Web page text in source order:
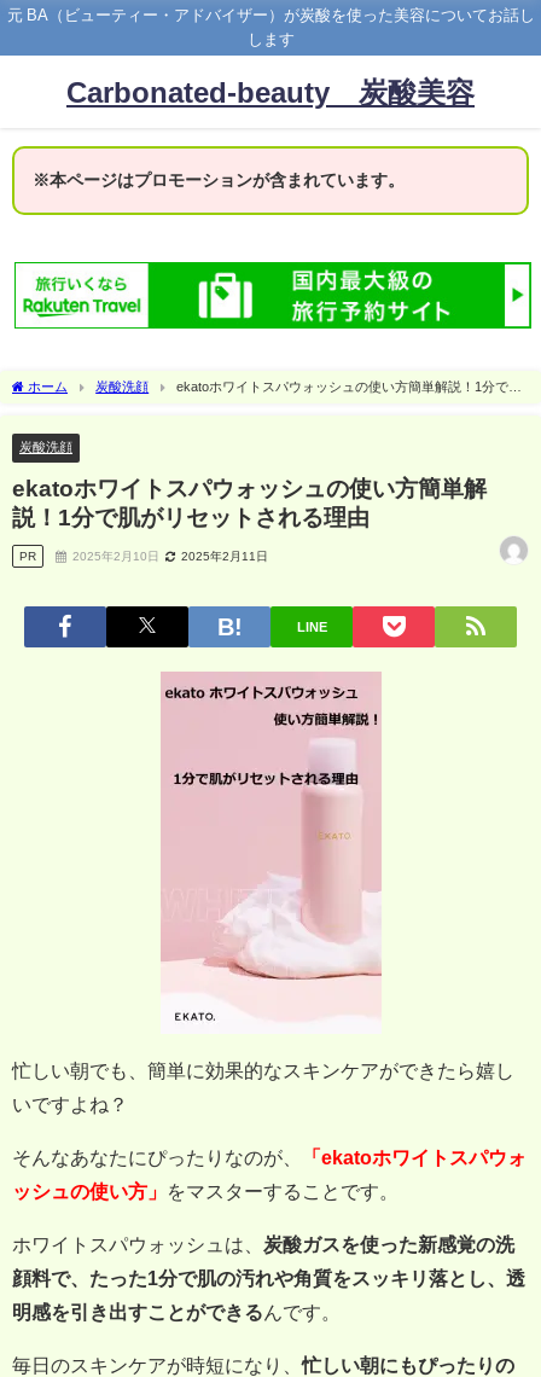
元 BA（ビューティー・アドバイザー）が炭酸を使った美容についてお話し
します
Carbonated-beauty 炭酸美容
※本ページはプロモーションが含まれています。
ホーム 炭酸洗顔
ekatoホワイトスパウォッシュの使い方簡単解説！1分で肌
がリセットされる理由
炭酸洗顔
ekatoホワイトスパウォッシュの使い方簡単解
説！1分で肌がリセットされる理由
PR 2025年2月10日 2025年2月11日
LINE
忙しい朝でも、簡単に効果的なスキンケアができたら嬉し
いですよね？
そんなあなたにぴったりなのが、
「ekatoホワイトスパウォ
ッシュの使い方」
をマスターすることです。
ホワイトスパウォッシュは、 炭酸ガスを使った新感覚の洗
顔料で、たった1分で肌の汚れや角質をスッキリ落とし、透
明感を引き出すことができるんです。
毎日のスキンケアが時短になり、忙しい朝にもぴったりの